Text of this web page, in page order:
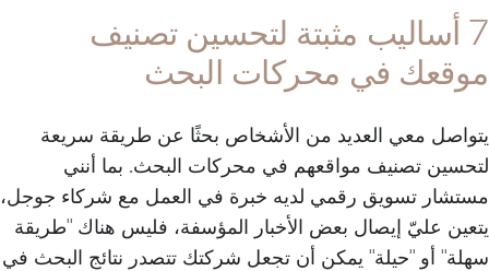
7 أساليب مثبتة لتحسين تصنيف
موقعك في محركات البحث
يتواصل معي العديد من الأشخاص بحثًا عن طريقة سريعة
لتحسين تصنيف مواقعهم في محركات البحث. بما أنني
مستشار تسويق رقمي لديه خبرة في العمل مع شركاء جوجل،
يتعين عليّ إيصال بعض الأخبار المؤسفة، فليس هناك "طريقة
سهلة" أو "حيلة" يمكن أن تجعل شركتك تتصدر نتائج البحث في